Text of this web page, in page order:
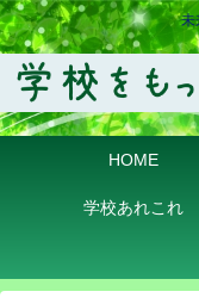
未
HOME
学校あれこれ